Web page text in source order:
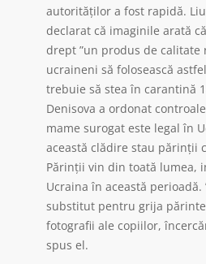
autorităţilor a fost rapidă.
declarat că imaginile arată
drept ”un produs de
ucraineni să folosească
trebuie să stea în carantină
Denisova a ordonat
mame surogat este legal în
această clădire stau părinţii
Părinţii vin din toată lumea,
Ucraina în această
substitut pentru grija
fotografii ale copiilor,
spus el.